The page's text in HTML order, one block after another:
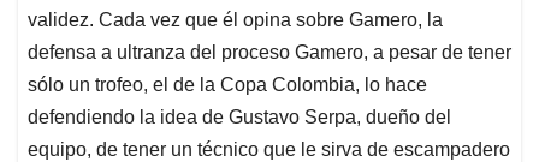
validez. Cada vez que él opina sobre Gamero, la
defensa a ultranza del proceso Gamero, a pesar de tener
sólo un trofeo, el de la Copa Colombia, lo hace
defendiendo la idea de Gustavo Serpa, dueño del
equipo, de tener un técnico que le sirva de escampadero